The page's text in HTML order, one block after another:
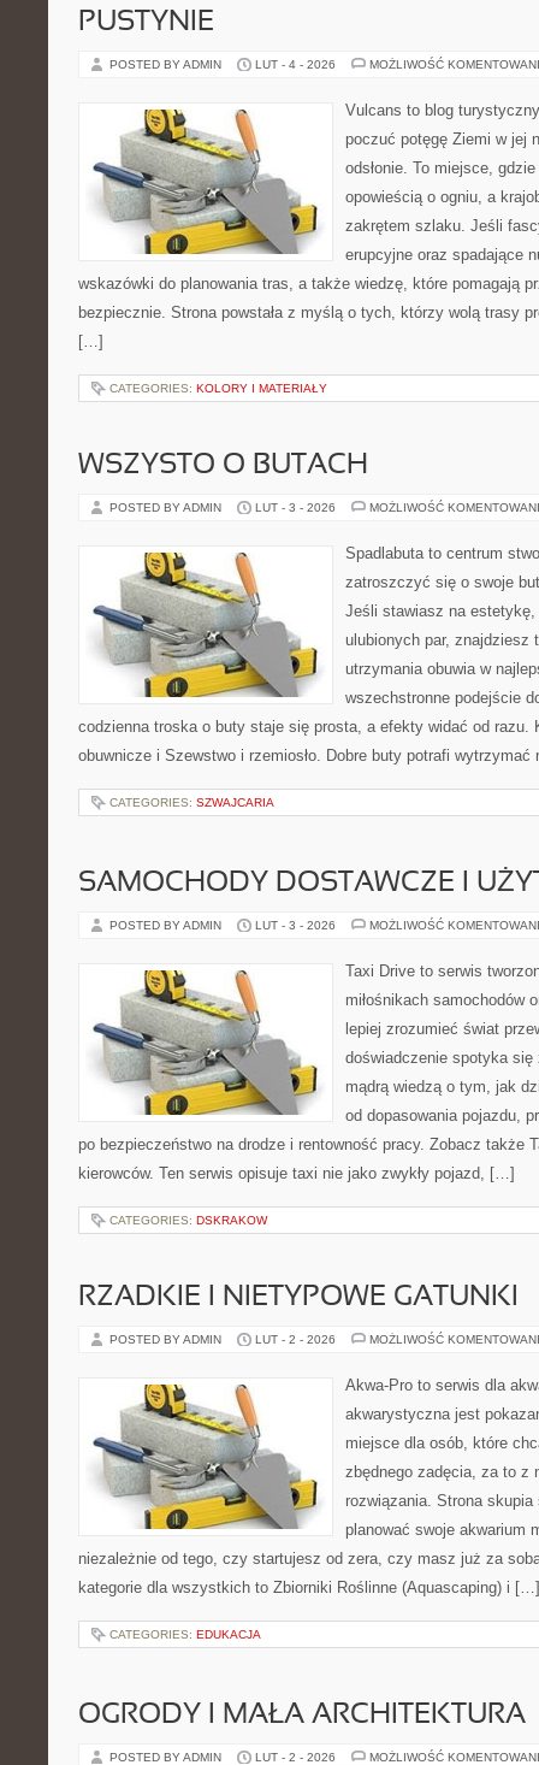
PUSTYNIE
POSTED BY ADMIN LUT - 4 - 2026 MOŻLIWOŚĆ
Vulcans to blog
poczuć potęgę Ziemi w jej
odsłonie. To miejsce,
opowieścią o ogniu, a
zakrętem szlaku. Jeśli
erupcyjne oraz spadające
wskazówki do planowania tras, a także wiedzę, które pomagają
bezpiecznie. Strona powstała z myślą o tych, którzy wolą trasy
[…]
CATEGORIES: KOLORY I MATERIAŁY
WSZYSTO O BUTACH
POSTED BY ADMIN LUT - 3 - 2026 MOŻLIWOŚĆ
Spadlabuta to centrum
zatroszczyć się o swoje
Jeśli stawiasz na estetykę,
ulubionych par, znajdziesz
utrzymania obuwia w
wszechstronne podejście
codzienna troska o buty staje się prosta, a efekty widać od razu.
obuwnicze i Szewstwo i rzemiosło. Dobre buty potrafi wytrzymać
CATEGORIES: SZWAJCARIA
SAMOCHODY DOSTAWCZE I
POSTED BY ADMIN LUT - 3 - 2026 MOŻLIWOŚĆ
Taxi Drive to serwis
miłośnikach samochodów
lepiej zrozumieć świat
doświadczenie spotyka się
mądrą wiedzą o tym, jak
od dopasowania pojazdu,
po bezpieczeństwo na drodze i rentowność pracy. Zobacz także
kierowców. Ten serwis opisuje taxi nie jako zwykły pojazd, […]
CATEGORIES: DSKRAKOW
RZADKIE I NIETYPOWE GATUNKI
POSTED BY ADMIN LUT - 2 - 2026 MOŻLIWOŚĆ
Akwa-Pro to serwis dla
akwarystyczna jest
miejsce dla osób, które
zbędnego zadęcia, za to z
rozwiązania. Strona
planować swoje akwarium
niezależnie od tego, czy startujesz od zera, czy masz już za
kategorie dla wszystkich to Zbiorniki Roślinne (Aquascaping) i […]
CATEGORIES: EDUKACJA
OGRODY I MAŁA ARCHITEKTURA
POSTED BY ADMIN LUT - 2 - 2026 MOŻLIWOŚĆ